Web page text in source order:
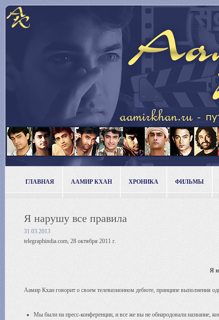
ГЛАВНАЯ ААМИР КХАН ХРОНИКА ФИЛЬМЫ
Я нарушу все правила
31.03.2013
telegraphindia.com, 28 октября 2011 г.
Я
Аамир Кхан говорит о своем телевизионном дебюте, принципе выполнения
Мы были на пресс-конференции, и все же вы не обнародовали название,